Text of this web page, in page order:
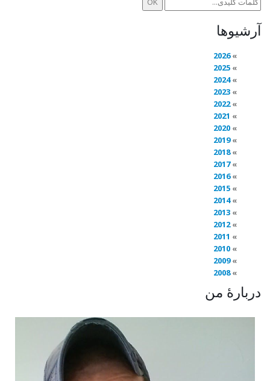
آرشیوها
2026
2025
2024
2023
2022
2021
2020
2019
2018
2017
2016
2015
2014
2013
2012
2011
2010
2009
2008
دربارهٔ من